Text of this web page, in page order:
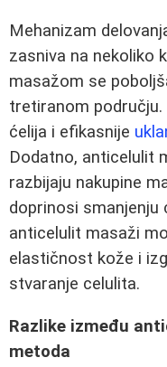
Mehanizam
zasniva na nekoliko
masažom se
tretiranom području.
ćelija i efikasnije
Dodatno, anticelulit
razbijaju nakupine
doprinosi smanjenju
anticelulit masaži
elastičnost kože i
stvaranje celulita.
Razlike između
metoda